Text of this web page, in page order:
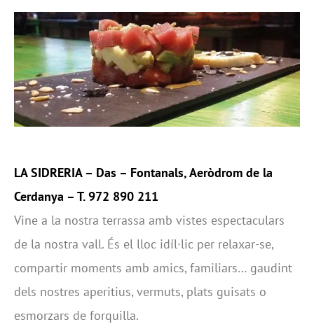
LA SIDRERIA – Das – Fontanals, Aeròdrom de la
Cerdanya – T. 972 890 211
Vine a la nostra terrassa amb vistes espectaculars
de la nostra vall. És el lloc idíl·lic per relaxar-se,
compartir moments amb amics, familiars… gaudint
dels nostres aperitius, vermuts, plats guisats o
esmorzars de forquilla.